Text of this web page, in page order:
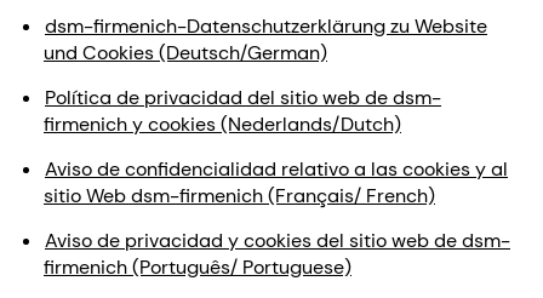
dsm-firmenich-Datenschutzerklärung zu Website
und Cookies (Deutsch/German)
Política de privacidad del sitio web de dsm-
firmenich y cookies (Nederlands/Dutch)
Aviso de confidencialidad relativo a las cookies y al
sitio Web dsm-firmenich (Français/ French)
Aviso de privacidad y cookies del sitio web de dsm-
firmenich (Português/ Portuguese)